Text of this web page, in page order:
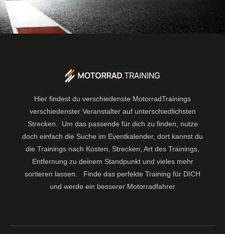
Hier findest du verschiedenste MotorradTrainings
verschiedenster Veranstalter auf unterschiedlichsten
Strecken. Um das passende für dich zu finden, nutze
doch einfach die Suche im Eventkalender, dort kannst du
die Trainings nach Kosten, Strecken, Art des Trainings,
Entfernung zu deinem Standpunkt und vieles mehr
sortieren lassen. Finde das perfekte Training für DICH
und werde ein besserer Motorradfahrer